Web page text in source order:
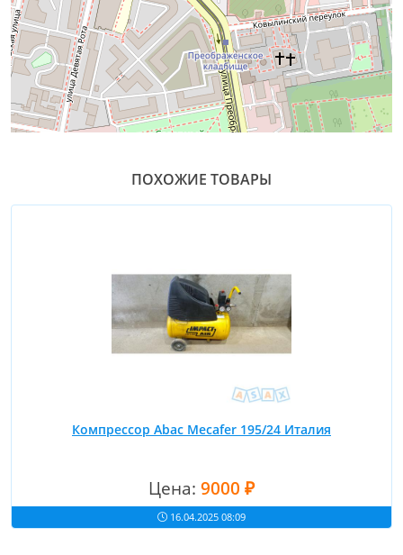
ПОХОЖИЕ ТОВАРЫ
Компрессор Abac Mecafer 195/24 Италия
Цена: 9000 ₽
16.04.2025 08:09